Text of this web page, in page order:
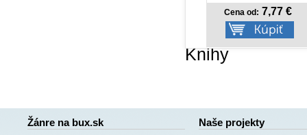
Cena od:7,77 €
Knihy
Žánre na bux.sk Naše projekty